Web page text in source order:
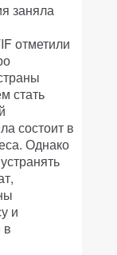
заняла
отметили
стать
состоит в
Однако
и
в